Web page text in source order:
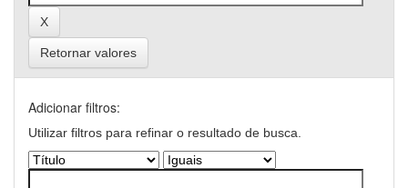
Retornar valores
Adicionar filtros:
Utilizar filtros para refinar o resultado de busca.